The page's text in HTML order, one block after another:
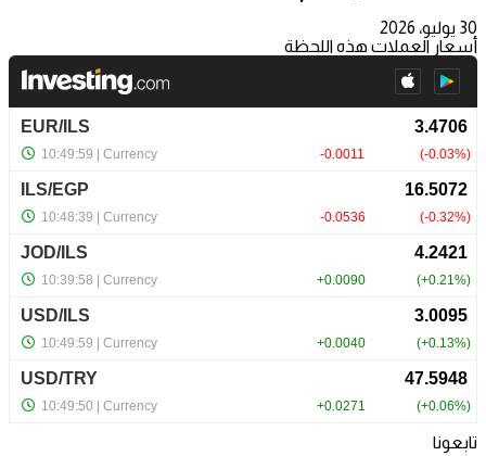
30 يوليو، 2026
أسعار العملات هذه اللحظة
تابعونا